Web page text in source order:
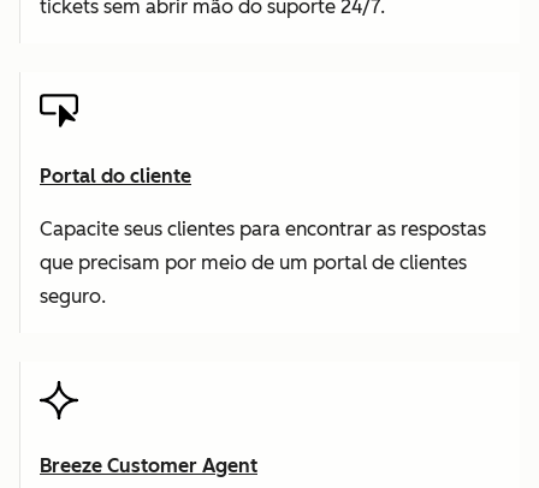
tickets sem abrir mão do suporte 24/7.
Portal do cliente
Capacite seus clientes para encontrar as respostas
que precisam por meio de um portal de clientes
seguro.
Breeze Customer Agent